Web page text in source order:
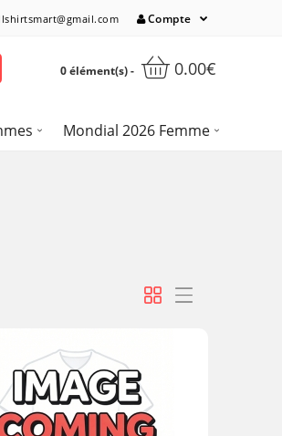
Compte
0 élément(s) - 0.00€
Mondial 2026 Femme